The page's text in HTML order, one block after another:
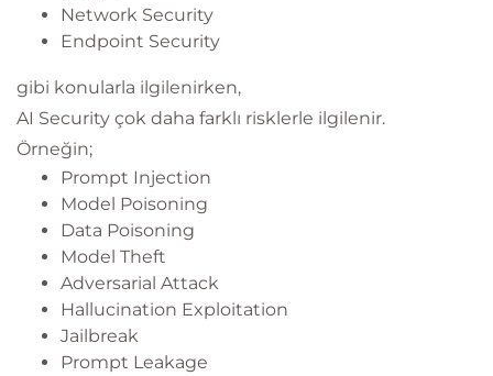
Network Security
Endpoint Security
gibi konularla ilgilenirken,
AI Security çok daha farklı risklerle ilgilenir.
Örneğin;
Prompt Injection
Model Poisoning
Data Poisoning
Model Theft
Adversarial Attack
Hallucination Exploitation
Jailbreak
Prompt Leakage